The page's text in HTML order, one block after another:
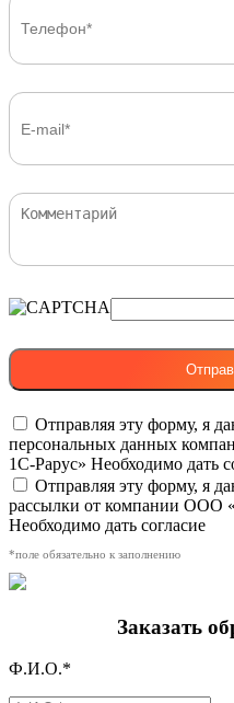
Отправляя эту форму, я
персональных данных
1С-Рарус» Необходимо дать
Отправляя эту форму, я
рассылки от компании ООО
Необходимо дать согласие
*поле обязательно к заполнению
Заказать
Ф.И.О.*